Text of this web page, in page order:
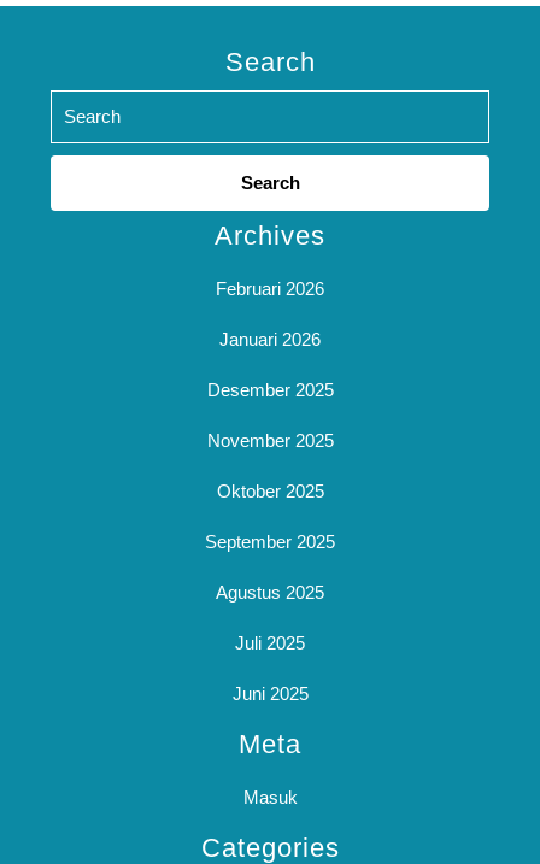
Search
Search
Archives
Februari 2026
Januari 2026
Desember 2025
November 2025
Oktober 2025
September 2025
Agustus 2025
Juli 2025
Juni 2025
Meta
Masuk
Categories